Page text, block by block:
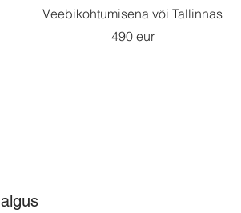
Veebikohtumisena või Tallinnas
490 eur